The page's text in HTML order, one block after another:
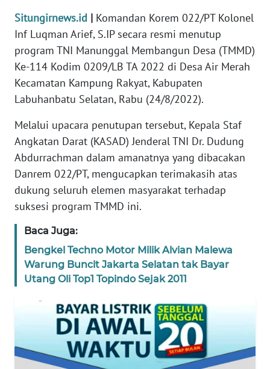
Situngirnews.id | Komandan Korem 022/PT Kolonel
Inf Luqman Arief, S.IP secara resmi menutup
program TNI Manunggal Membangun Desa (TMMD)
Ke-114 Kodim 0209/LB TA 2022 di Desa Air Merah
Kecamatan Kampung Rakyat, Kabupaten
Labuhanbatu Selatan, Rabu (24/8/2022).
Melalui upacara penutupan tersebut, Kepala Staf
Angkatan Darat (KASAD) Jenderal TNI Dr. Dudung
Abdurrachman dalam amanatnya yang dibacakan
Danrem 022/PT, mengucapkan terimakasih atas
dukung seluruh elemen masyarakat terhadap
suksesi program TMMD ini.
Baca Juga:
Bengkel Techno Motor Milik Alvian Malewa
Warung Buncit Jakarta Selatan tak Bayar
Utang Oli Top1 Topindo Sejak 2011
DISCLAIMER
Wahana
News
Regional
WN
SUMUT
WN
JAKARTA
WN
WN
BANTEN
KEPRI